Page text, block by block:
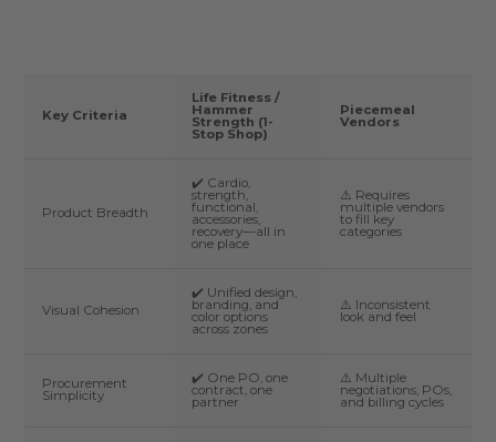
Key Criteria
Life Fitness /
Hammer
Strength (1-
Stop Shop)
Piecemeal
Vendors
Product Breadth
✔️ Cardio,
strength,
functional,
accessories,
recovery—all in
one place
⚠️ Requires
multiple vendors
to fill key
categories
Visual Cohesion
✔️ Unified design,
branding, and
color options
across zones
⚠️ Inconsistent
look and feel
Procurement
Simplicity
✔️ One PO, one
contract, one
partner
⚠️ Multiple
negotiations, POs,
and billing cycles